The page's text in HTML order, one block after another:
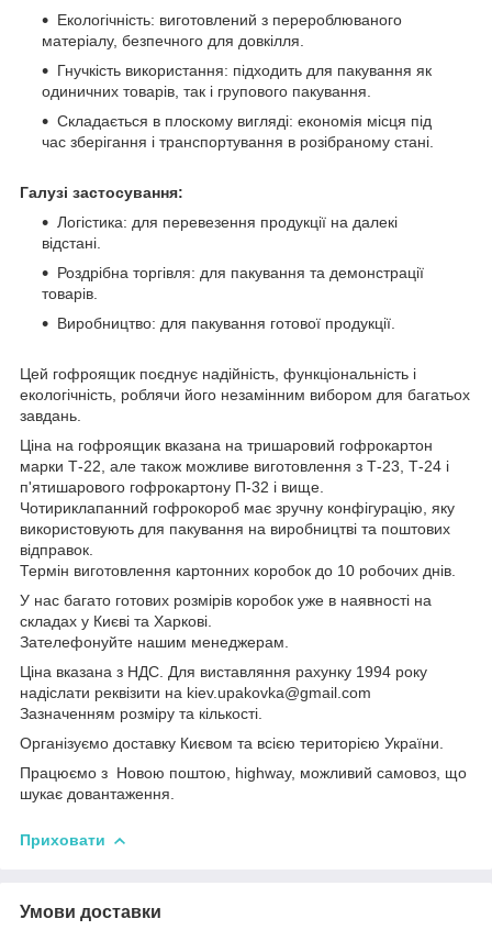
Екологічність: виготовлений з перероблюваного
матеріалу, безпечного для довкілля.
Гнучкість використання: підходить для пакування як
одиничних товарів, так і групового пакування.
Складається в плоскому вигляді: економія місця під
час зберігання і транспортування в розібраному стані.
Галузі застосування:
Логістика: для перевезення продукції на далекі
відстані.
Роздрібна торгівля: для пакування та демонстрації
товарів.
Виробництво: для пакування готової продукції.
Цей гофроящик поєднує надійність, функціональність і
екологічність, роблячи його незамінним вибором для багатьох
завдань.
Ціна на гофроящик вказана на тришаровий гофрокартон
марки Т-22, але також можливе виготовлення з Т-23, Т-24 і
п'ятишарового гофрокартону П-32 і вище.
Чотириклапанний гофрокороб має зручну конфігурацію, яку
використовують для пакування на виробництві та поштових
відправок.
Термін виготовлення картонних коробок до 10 робочих днів.
У нас багато готових розмірів коробок уже в наявності на
складах у Києві та Харкові.
Зателефонуйте нашим менеджерам.
Ціна вказана з НДС. Для виставляння рахунку 1994 року
надіслати реквізити на kiev.upakovka@gmail.com
Зазначенням розміру та кількості.
Організуємо доставку Києвом та всією територією України.
Працюємо з Новою поштою, highway, можливий самовоз, що
шукає довантаження.
Приховати
Умови доставки